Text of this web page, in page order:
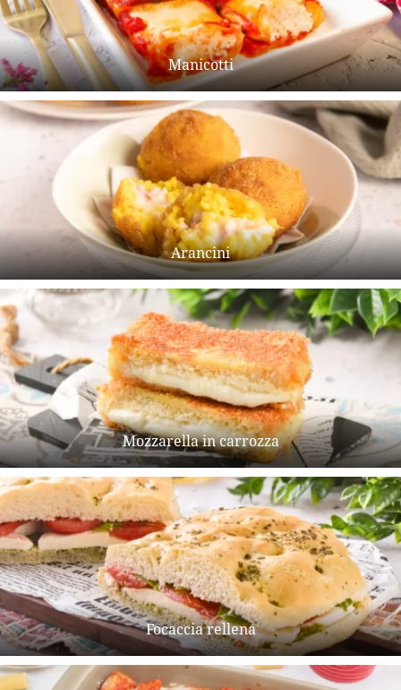
Manicotti
Arancini
Mozzarella in carrozza
Focaccia rellena